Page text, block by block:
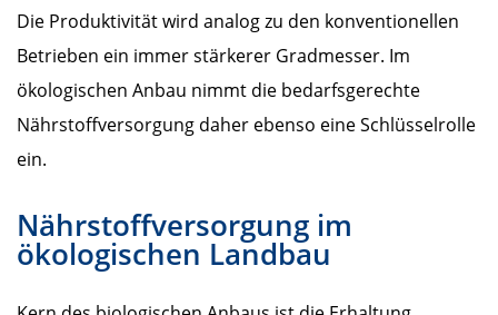
Die Produktivität wird analog zu den konventionellen
Betrieben ein immer stärkerer Gradmesser. Im
ökologischen Anbau nimmt die bedarfsgerechte
Nährstoffversorgung daher ebenso eine Schlüsselrolle
ein.
Nährstoffversorgung im
ökologischen Landbau